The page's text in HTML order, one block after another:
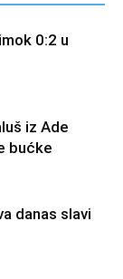
0:2 u
iz Ade
bućke
danas slavi